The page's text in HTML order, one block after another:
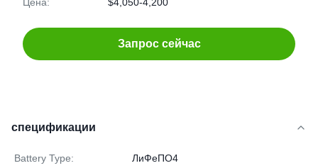
Запрос сейчас
спецификации
Battery Type: ЛиФеПО4